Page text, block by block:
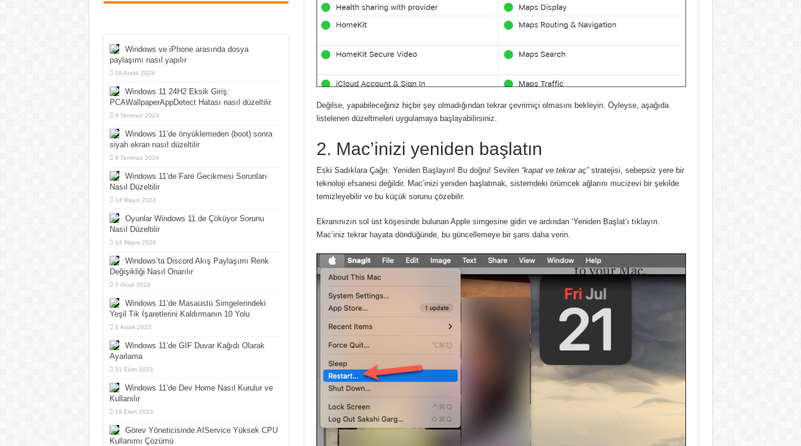
Değilse, yapabileceğiniz hiçbir şey olmadığından tekrar çevrimiçi olmasını bekleyin. Öyleyse, aşağıda
listelenen düzeltmeleri uygulamaya başlayabilirsiniz.
2. Mac’inizi yeniden başlatın
Eski Sadıklara Çağrı: Yeniden Başlayın! Bu doğru! Sevilen “kapat ve tekrar aç”stratejisi, sebepsiz yere bir
teknoloji efsanesi değildir. Mac’inizi yeniden başlatmak, sistemdeki örümcek ağlarını mucizevi bir şekilde
temizleyebilir ve bu küçük sorunu çözebilir.
Ekranınızın sol üst köşesinde bulunan Apple simgesine gidin ve ardından ‘Yeniden Başlat’ı tıklayın.
Mac’iniz tekrar hayata döndüğünde, bu güncellemeye bir şans daha verin.
Windows ve iPhone arasında dosya
paylaşımı nasıl yapılır
18 Aralık 2024
Windows 11 24H2 Eksik Giriş:
PCAWallpaperAppDetect Hatası nasıl düzeltilir
9 Temmuz 2024
Windows 11’de önyüklemeden (boot) sonra
siyah ekran nasıl düzeltilir
9 Temmuz 2024
Windows 11’de Fare Gecikmesi Sorunları
Nasıl Düzeltilir
14 Mayıs 2024
Oyunlar Windows 11 de Çöküyor Sorunu
Nasıl Düzeltilir
14 Mayıs 2024
Windows’ta Discord Akış Paylaşımı Renk
Değişikliği Nasıl Onarılır
3 Ocak 2024
Windows 11’de Masaüstü Simgelerindeki
Yeşil Tik İşaretlerini Kaldırmanın 10 Yolu
6 Aralık 2023
Windows 11’de GIF Duvar Kağıdı Olarak
Ayarlama
31 Ekim 2023
Windows 11’de Dev Home Nasıl Kurulur ve
Kullanılır
19 Ekim 2023
Görev Yöneticisinde AIService Yüksek CPU
Kullanımı Çözümü